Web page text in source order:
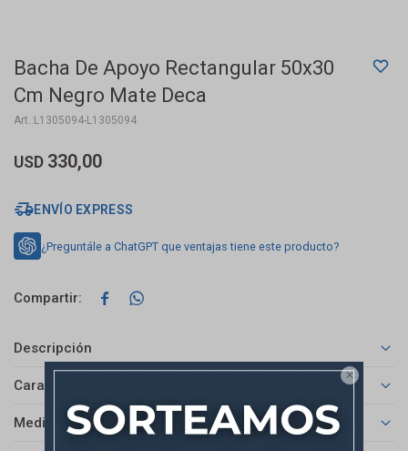

Bacha De Apoyo Rectangular 50x30
Cm Negro Mate Deca
L1305094-L1305094
USD 330,00
ENVÍO EXPRESS
¿Preguntále a ChatGPT que ventajas tiene este producto?
 
Descripción
Características
Medios de pago